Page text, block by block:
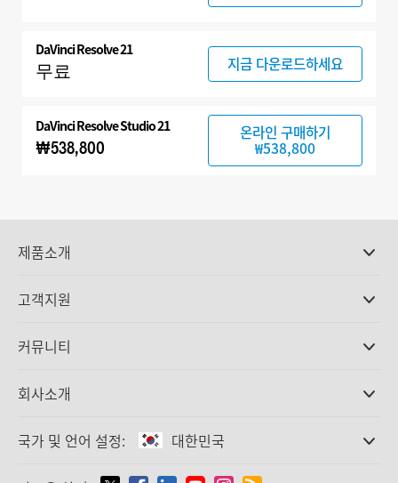
DaVinci Resolve 21
무료 지금 다운로드하세요
DaVinci Resolve Studio 21
₩538,800
온라인 구매하기
₩538,800
제품소개
DaVinci Resolve와 Fusion 소프트웨어
Ultimatte
캡쳐 및 재생
표준 변환
고객지원
고객지원 센터
커뮤니티
회사소개
회사 소개
국가 및 언어 설정: 대한민국